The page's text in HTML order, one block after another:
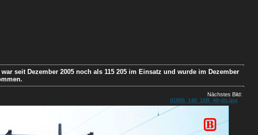
seit Dezember 2005 noch als 115 205 im Einsatz und wurde im Dezember
Nächstes Bild:
01855_140_16B_49-db.jpg